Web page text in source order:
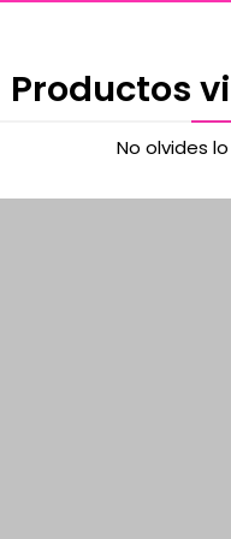
Productos
No olvides